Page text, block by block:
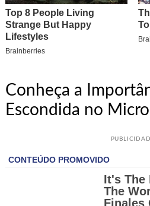
Conheça a
Escondida no